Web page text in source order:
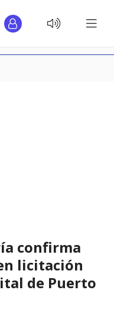
confirma
licitación
de Puerto